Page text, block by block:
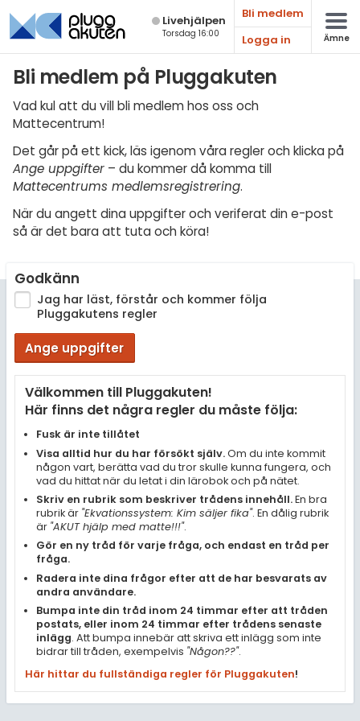
Live­hjälpen
Torsdag 16:00
Bli medlem
Logga in
Ämne
Bli medlem på Pluggakuten
Vad kul att du vill bli medlem hos oss och
Mattecentrum!
Det går på ett kick, läs igenom våra regler och klicka på
Ange uppgifter – du kommer då komma till
Mattecentrums medlemsregistrering.
När du angett dina uppgifter och veriferat din e-post
så är det bara att tuta och köra!
Godkänn
Jag har läst, förstår och kommer följa
Pluggakutens regler
Ange uppgifter
Välkommen till Pluggakuten!
Här finns det några regler du måste följa:
Fusk är inte tillåtet
Visa alltid hur du har försökt själv.Om du inte kommit
någon vart, berätta vad du tror skulle kunna fungera, och
vad du hittat när du letat i din lärobok och på nätet.
Skriv en rubrik som beskriver trådens innehåll.En bra
rubrik är "Ekvationssystem: Kim säljer fika". En dålig rubrik
är "AKUT hjälp med matte!!!".
Gör en ny tråd för varje fråga, och endast en tråd per
fråga.
Radera inte dina frågor efter att de har besvarats av
andra användare.
Bumpa inte din tråd inom 24 timmar efter att tråden
postats, eller inom 24 timmar efter trådens senaste
inlägg. Att bumpa innebär att skriva ett inlägg som inte
bidrar till tråden, exempelvis "Någon??".
Här hittar du fullständiga regler för Pluggakuten!
Matematik
Fysik
Biologi
Teknik & Bygg
Programmering
Engelska
Ekonomi
Övriga diskussioner
Livehjälpen
Regler
För lärare
1 inloggade
Om Pluggakuten